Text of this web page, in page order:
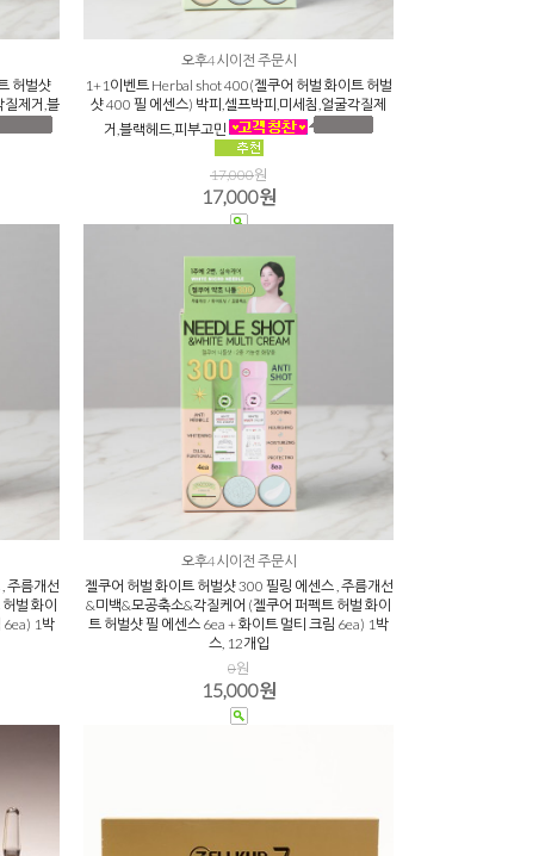
허벌샷
질제거,블
오후4시이전 주문시
1+1이벤트 Herbal shot 400(젤쿠어 허벌 화이트 허벌
샷 400 필 에센스) 박피,셀프박피,미세침,얼굴각질제
거,블랙헤드,피부고민
17,000원
17,000원
주름개선
벌 화이
6ea) 1박
오후4시이전 주문시
젤쿠어 허벌 화이트 허벌샷 300 필링 에센스 , 주름개선
&미백&모공축소&각질케어 (젤쿠어 퍼펙트 허벌 화이
트 허벌샷 필 에센스 6ea + 화이트 멀티 크림 6ea) 1박
스, 12개입
0원
15,000원